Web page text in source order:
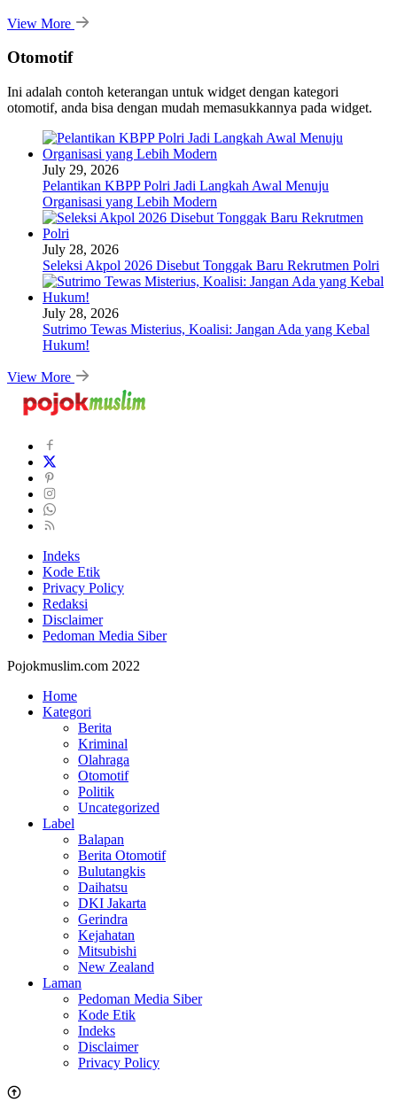
View More
Otomotif
Ini adalah contoh keterangan untuk widget dengan kategori
otomotif, anda bisa dengan mudah memasukkannya pada widget.
July 29, 2026
Pelantikan KBPP Polri Jadi Langkah Awal Menuju
Organisasi yang Lebih Modern
July 28, 2026
Seleksi Akpol 2026 Disebut Tonggak Baru Rekrutmen Polri
July 28, 2026
Sutrimo Tewas Misterius, Koalisi: Jangan Ada yang Kebal
Hukum!
View More
Indeks
Kode Etik
Privacy Policy
Redaksi
Disclaimer
Pedoman Media Siber
Pojokmuslim.com 2022
Home
Kategori
Berita
Kriminal
Olahraga
Otomotif
Politik
Uncategorized
Label
Balapan
Berita Otomotif
Bulutangkis
Daihatsu
DKI Jakarta
Gerindra
Kejahatan
Mitsubishi
New Zealand
Laman
Pedoman Media Siber
Kode Etik
Indeks
Disclaimer
Privacy Policy